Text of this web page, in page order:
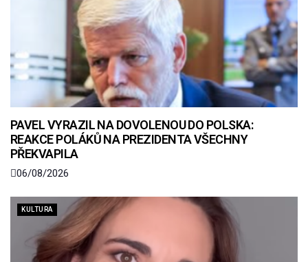
PAVEL VYRAZIL NA DOVOLENOU DO POLSKA:
REAKCE POLÁKŮ NA PREZIDENTA VŠECHNY
PŘEKVAPILA
06/08/2026
KULTURA